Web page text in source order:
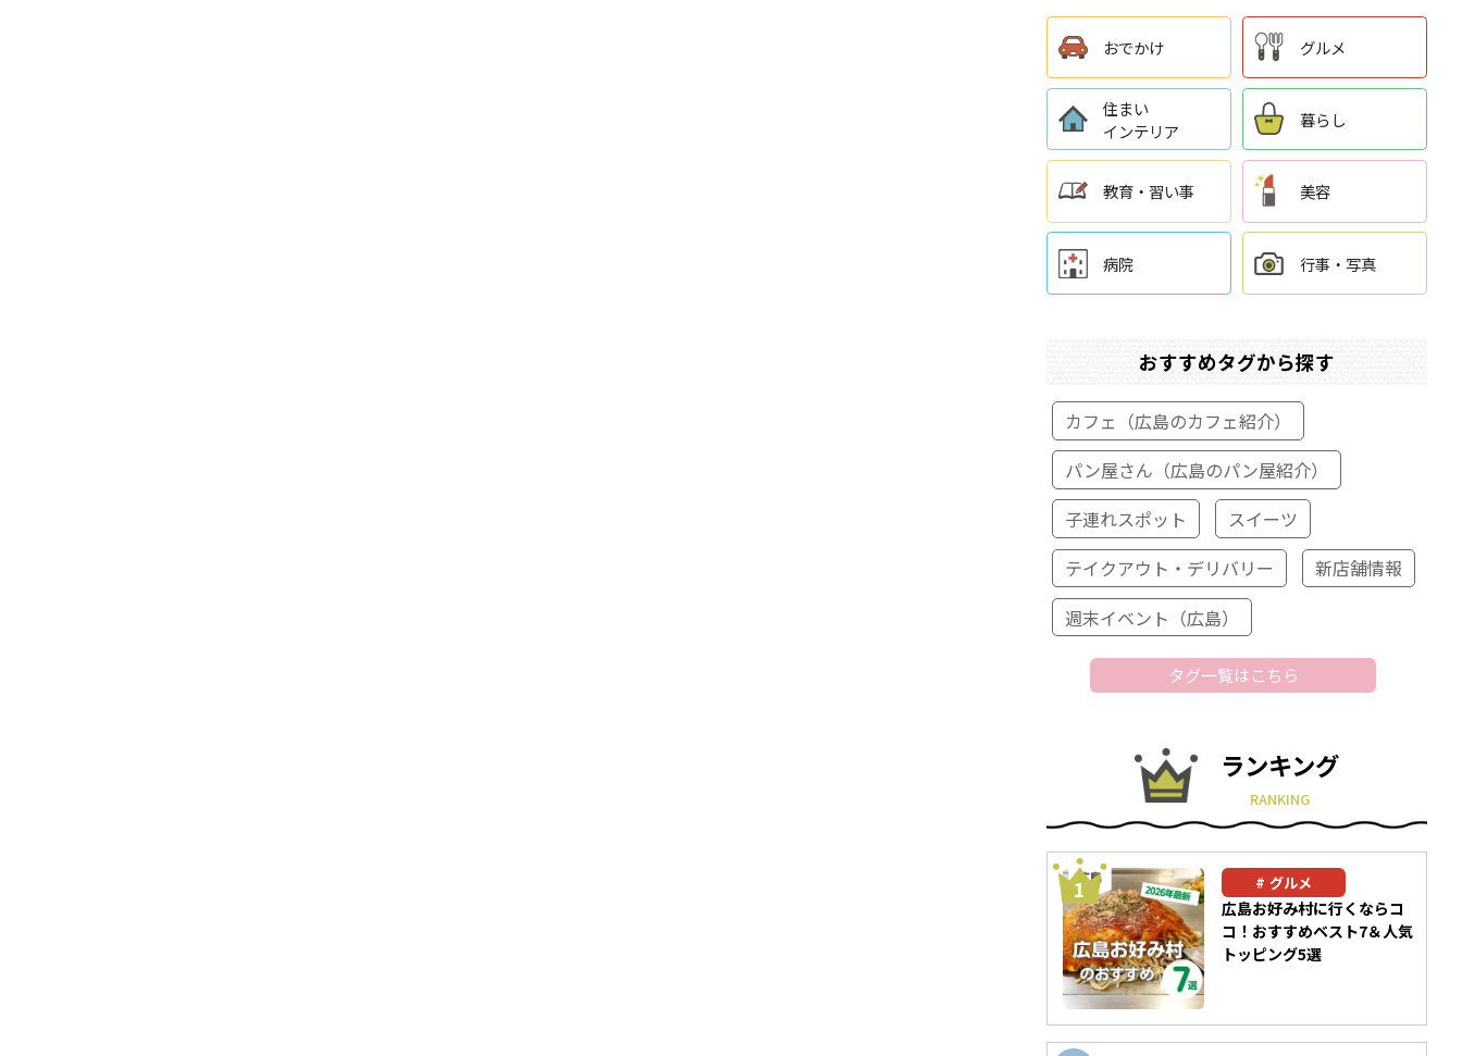
おでかけ グルメ
住まい
インテリア
暮らし
教育・習い事 美容
病院 行事・写真
おすすめタグから探す
カフェ（広島のカフェ紹介）
パン屋さん（広島のパン屋紹介）
子連れスポット
スイーツ
テイクアウト・デリバリー
新店舗情報
週末イベント（広島）
タグ一覧はこちら
ランキング
RANKING
グルメ
広島お好み村に行くならコ
コ！おすすめベスト7＆人気
トッピング5選